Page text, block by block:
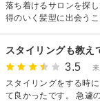
落ち着けるサロンを探
得のいく髪型に出会う
ます。
スタイリングも教え
3.5
スタイリングをする時
て良かったです。 急遽